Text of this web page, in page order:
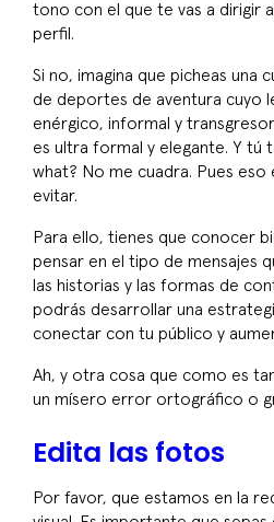
tono con el que te vas a dirigir
perfil.
Si no, imagina que picheas una
de deportes de aventura cuyo
enérgico, informal y
es ultra formal y elegante. Y tú
what? No me cuadra. Pues eso
evitar.
Para ello, tienes que conocer
pensar en el tipo de mensajes
las historias y las formas de
podrás desarrollar una
conectar con tu público y
Ah, y otra cosa que como es
un mísero error ortográfico o
Edita las fotos
Por favor, que estamos en la